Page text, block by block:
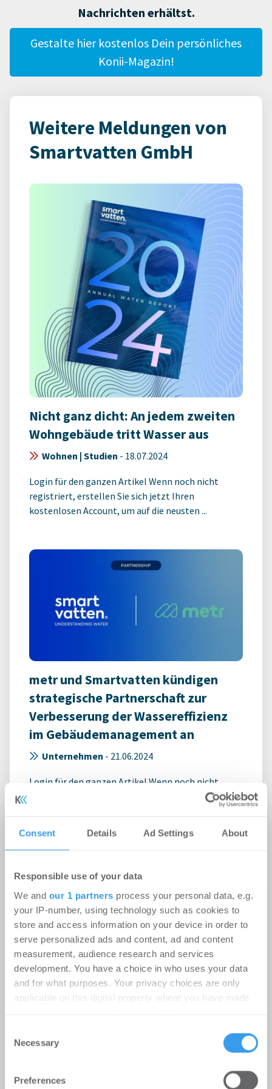
Consent Details Ad Settings About
Responsible use of your data
We and our 1 partners process your personal data, e.g.
your IP-number, using technology such as cookies to
store and access information on your device in order to
serve personalized ads and content, ad and content
measurement, audience research and services
development. You have a choice in who uses your data
and for what purposes. Your privacy choices are only
applicable on this digital property where you have made
the Privacy trigger icon.
Find out more about how your personal data is processed
and set your preferences in the
Selection
Necessary
Preferences
Nachrichten erhältst.
Gestalte hier kostenlos Dein persönliches
Konii-Magazin!
Weitere Meldungen von
Smartvatten GmbH
Nicht ganz dicht: An jedem zweiten
Wohngebäude tritt Wasser aus
Wohnen | Studien - 18.07.2024
Login für den ganzen Artikel Wenn noch nicht
registriert, erstellen Sie sich jetzt Ihren
kostenlosen Account, um auf die neusten ...
metr und Smartvatten kündigen
strategische Partnerschaft zur
Verbesserung der Wassereffizienz
im Gebäudemanagement an
Unternehmen - 21.06.2024
Login für den ganzen Artikel Wenn noch nicht
Das könnte Dich auch
interessieren